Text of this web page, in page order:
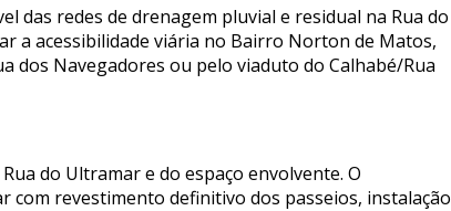
das redes de drenagem pluvial e residual na Rua do
a acessibilidade viária no Bairro Norton de Matos,
dos Navegadores ou pelo viaduto do Calhabé/Rua
do Ultramar e do espaço envolvente. O
com revestimento definitivo dos passeios, instalação